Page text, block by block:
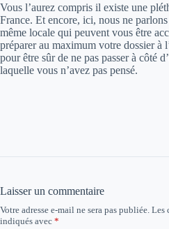
Vous l’aurez compris il existe une
France. Et encore, ici, nous ne
même locale qui peuvent vous être
préparer au maximum votre dossier à
pour être sûr de ne pas passer à côté
laquelle vous n’avez pas pensé.
Laisser un commentaire
Votre adresse e-mail ne sera pas publiée. Les
indiqués avec *